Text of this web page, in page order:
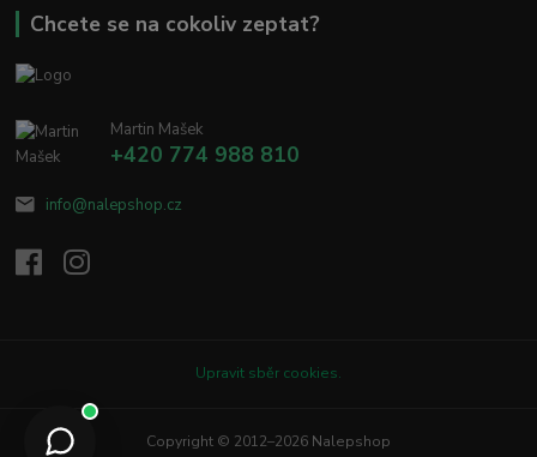
Chcete se na cokoliv zeptat?
Martin Mašek
+420 774 988 810
info@nalepshop.cz
Upravit sběr cookies.
Copyright © 2012–2026 Nalepshop